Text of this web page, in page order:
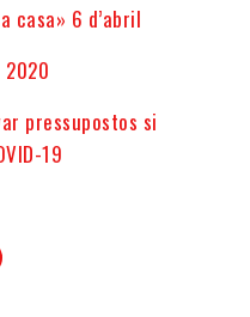
casa» 6 d’abril
2020
pressupostos si
19